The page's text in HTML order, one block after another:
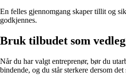
En felles gjennomgang skaper tillit og
godkjennes.
Bruk tilbudet som
Når du har valgt entreprenør, bør du
bindende, og du står sterkere dersom